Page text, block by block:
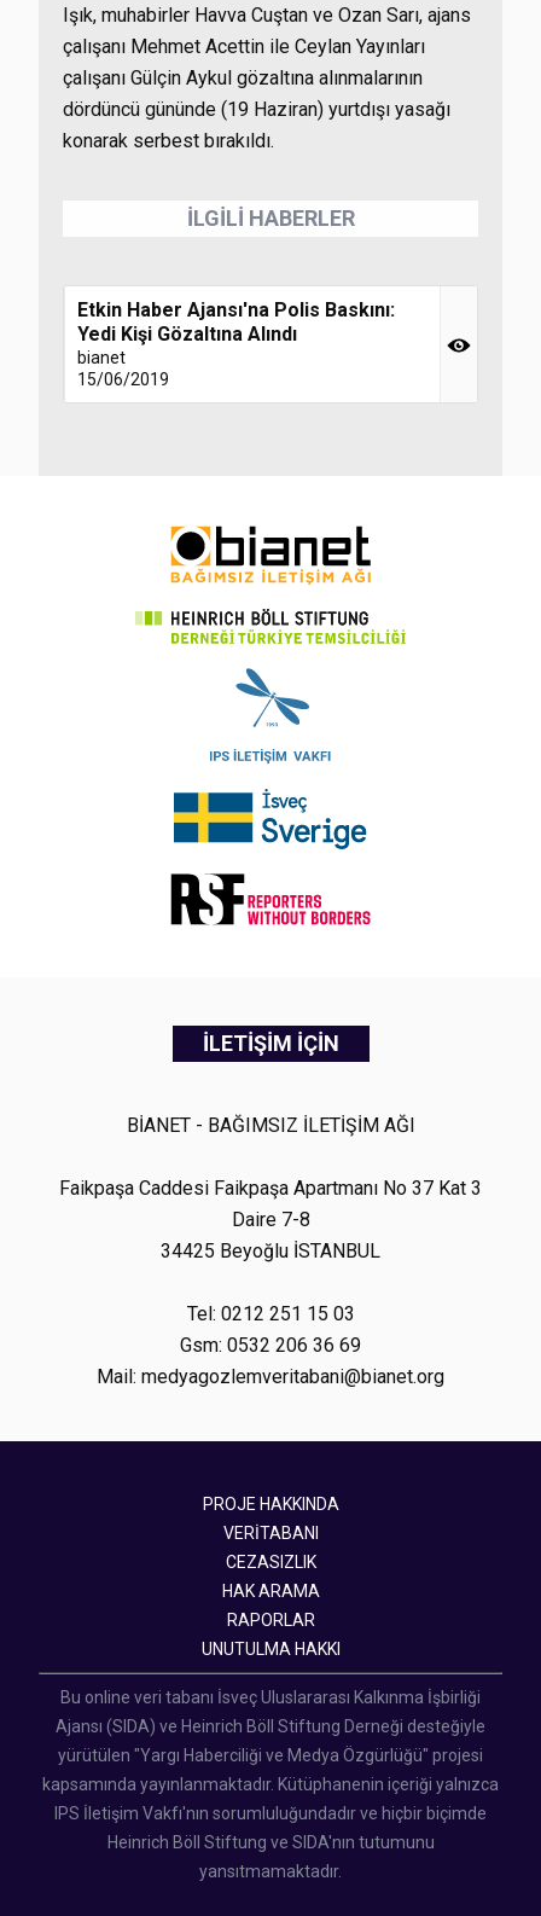
Işık, muhabirler Havva Cuştan ve Ozan Sarı, ajans
çalışanı Mehmet Acettin ile Ceylan Yayınları
çalışanı Gülçin Aykul gözaltına alınmalarının
dördüncü gününde (19 Haziran) yurtdışı yasağı
konarak serbest bırakıldı.
İLGİLİ HABERLER
Etkin Haber Ajansı'na Polis Baskını:
Yedi Kişi Gözaltına Alındı
bianet
15/06/2019
İLETİŞİM İÇİN
BİANET - BAĞIMSIZ İLETİŞİM AĞI
Faikpaşa Caddesi Faikpaşa Apartmanı No 37 Kat 3
Daire 7-8
34425 Beyoğlu İSTANBUL
Tel: 0212 251 15 03
Gsm: 0532 206 36 69
Mail: medyagozlemveritabani@bianet.org
PROJE HAKKINDA
VERİTABANI
CEZASIZLIK
HAK ARAMA
RAPORLAR
UNUTULMA HAKKI
Bu online veri tabanı İsveç Uluslararası Kalkınma İşbirliği
Ajansı (SIDA) ve Heinrich Böll Stiftung Derneği desteğiyle
yürütülen "Yargı Haberciliği ve Medya Özgürlüğü" projesi
kapsamında yayınlanmaktadır. Kütüphanenin içeriği yalnızca
IPS İletişim Vakfı'nın sorumluluğundadır ve hiçbir biçimde
Heinrich Böll Stiftung ve SIDA'nın tutumunu
yansıtmamaktadır.